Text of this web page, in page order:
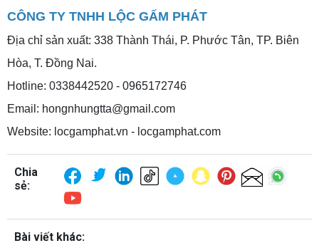
CÔNG TY TNHH LỘC GẤM PHÁT
Địa chỉ sản xuất: 338 Thành Thái, P. Phước Tân, TP. Biên
Hòa, T. Đồng Nai.
Hotline: 0338442520 - 0965172746
Email: hongnhungtta@gmail.com
Website: locgamphat.vn - locgamphat.com
Chia
sẻ:
Bài viết khác: